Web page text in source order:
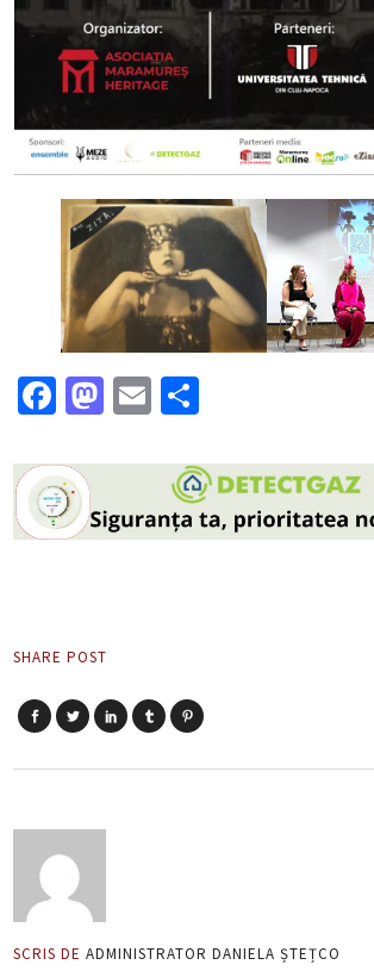
Facebook
Mastodon
Email
SHARE POST
SCRIS DE ADMINISTRATOR DANIELA ȘTEȚCO